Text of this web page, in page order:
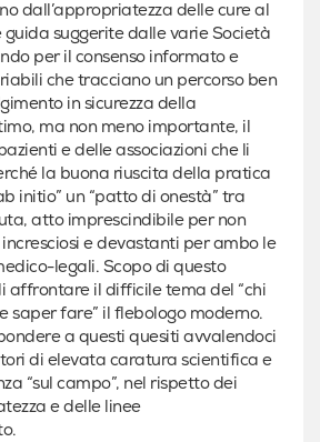
dall’appropriatezza delle cure al
suggerite dalle varie Società
per il consenso informato e
che tracciano un percorso ben
in sicurezza della
ma non meno importante, il
e delle associazioni che li
la buona riuscita della pratica
initio” un “patto di onestà” tra
atto imprescindibile per non
e devastanti per ambo le
legali. Scopo di questo
affrontare il difficile tema del “chi
saper fare” il flebologo moderno.
a questi quesiti avvalendoci
di elevata caratura scientifica e
“sul campo”, nel rispetto dei
e delle linee